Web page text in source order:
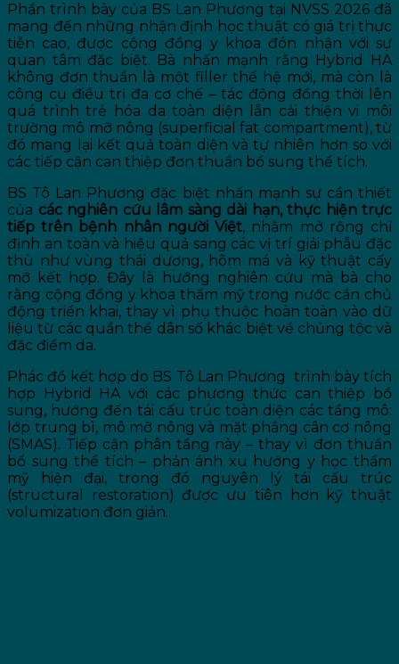
Phần trình bày của BS Lan Phương tại NVSS 2026 đã
mang đến những nhận định học thuật có giá trị thực
tiễn cao, được cộng đồng y khoa đón nhận với sự
quan tâm đặc biệt. Bà nhấn mạnh rằng Hybrid HA
không đơn thuần là một filler thế hệ mới, mà còn là
công cụ điều trị đa cơ chế – tác động đồng thời lên
quá trình trẻ hóa da toàn diện lẫn cải thiện vi môi
trường mô mỡ nông (superficial fat compartment), từ
đó mang lại kết quả toàn diện và tự nhiên hơn so với
các tiếp cận can thiệp đơn thuần bổ sung thể tích.
BS Tô Lan Phương đặc biệt nhấn mạnh sự cần thiết
của các nghiên cứu lâm sàng dài hạn, thực hiện trực
tiếp trên bệnh nhân người Việt, nhằm mở rộng chỉ
định an toàn và hiệu quả sang các vị trí giải phẫu đặc
thù như vùng thái dương, hõm má và kỹ thuật cấy
mỡ kết hợp. Đây là hướng nghiên cứu mà bà cho
rằng cộng đồng y khoa thẩm mỹ trong nước cần chủ
động triển khai, thay vì phụ thuộc hoàn toàn vào dữ
liệu từ các quần thể dân số khác biệt về chủng tộc và
đặc điểm da.
Phác đồ kết hợp do BS Tô Lan Phương trình bày tích
hợp Hybrid HA với các phương thức can thiệp bổ
sung, hướng đến tái cấu trúc toàn diện các tầng mô:
lớp trung bì, mô mỡ nông và mặt phẳng cân cơ nông
(SMAS). Tiếp cận phân tầng này – thay vì đơn thuần
bổ sung thể tích – phản ánh xu hướng y học thẩm
mỹ hiện đại, trong đó nguyên lý tái cấu trúc
(structural restoration) được ưu tiên hơn kỹ thuật
volumization đơn giản.